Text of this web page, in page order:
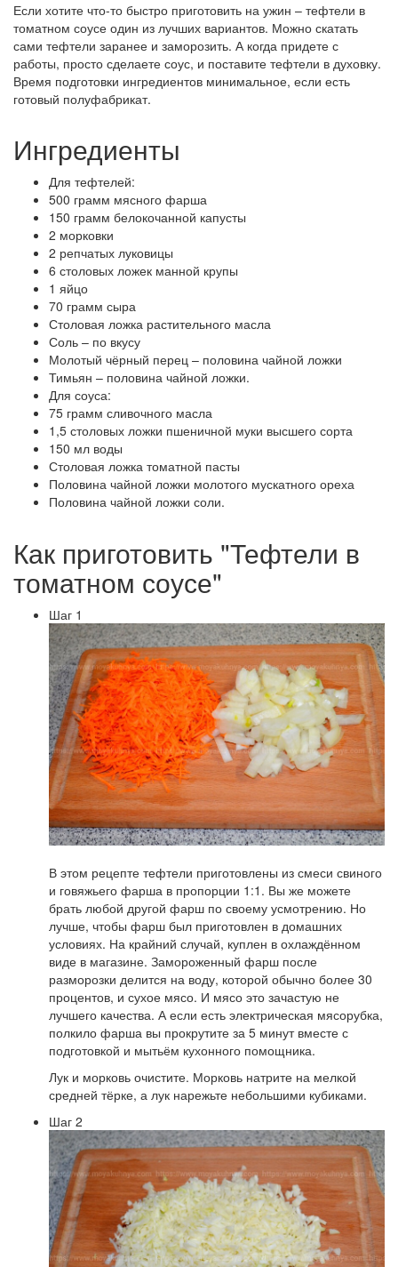
Если хотите что-то быстро приготовить на ужин – тефтели в
томатном соусе один из лучших вариантов. Можно скатать
сами тефтели заранее и заморозить. А когда придете с
работы, просто сделаете соус, и поставите тефтели в духовку.
Время подготовки ингредиентов минимальное, если есть
готовый полуфабрикат.
Ингредиенты
Для тефтелей:
500 грамм мясного фарша
150 грамм белокочанной капусты
2 морковки
2 репчатых луковицы
6 столовых ложек манной крупы
1 яйцо
70 грамм сыра
Столовая ложка растительного масла
Соль – по вкусу
Молотый чёрный перец – половина чайной ложки
Тимьян – половина чайной ложки.
Для соуса:
75 грамм сливочного масла
1,5 столовых ложки пшеничной муки высшего сорта
150 мл воды
Столовая ложка томатной пасты
Половина чайной ложки молотого мускатного ореха
Половина чайной ложки соли.
Как приготовить "Тефтели в
томатном соусе"
Шаг 1
В этом рецепте тефтели приготовлены из смеси свиного
и говяжьего фарша в пропорции 1:1. Вы же можете
брать любой другой фарш по своему усмотрению. Но
лучше, чтобы фарш был приготовлен в домашних
условиях. На крайний случай, куплен в охлаждённом
виде в магазине. Замороженный фарш после
разморозки делится на воду, которой обычно более 30
процентов, и сухое мясо. И мясо это зачастую не
лучшего качества. А если есть электрическая мясорубка,
полкило фарша вы прокрутите за 5 минут вместе с
подготовкой и мытьём кухонного помощника.
Лук и морковь очистите. Морковь натрите на мелкой
средней тёрке, а лук нарежьте небольшими кубиками.
Шаг 2